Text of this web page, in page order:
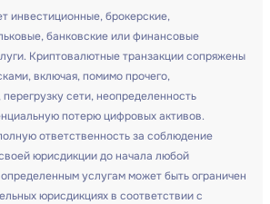
инвестиционные, брокерские,
банковские или финансовые
Криптовалютные транзакции сопряжены
включая, помимо прочего,
сети, неопределенность
потерю цифровых активов.
ответственность за соблюдение
юрисдикции до начала любой
услугам может быть ограничен
юрисдикциях в соответствии с